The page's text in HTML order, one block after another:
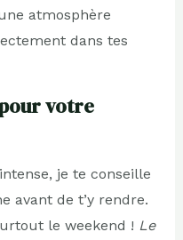
atmosphère
dans tes
votre
je te conseille
avant de t’y rendre.
le weekend ! Le